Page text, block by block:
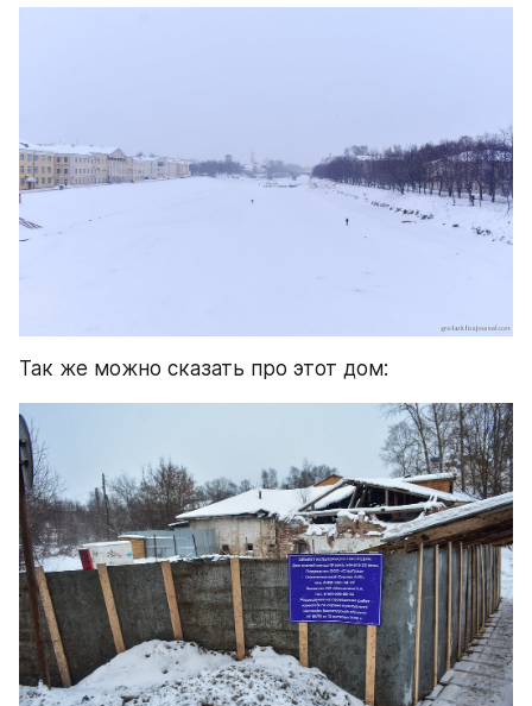
Так же можно сказать про этот дом: